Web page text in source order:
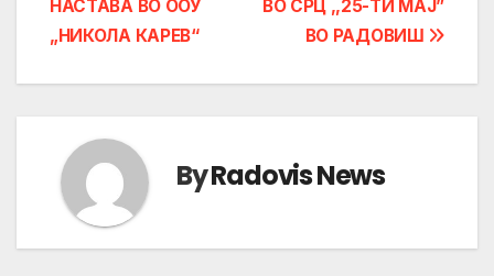
ВО СРЦ ,,25-ТИ МАЈ”
ВО РАДОВИШ
НАСТАВА ВО ООУ
„НИКОЛА КАРЕВ“
ByRadovis News